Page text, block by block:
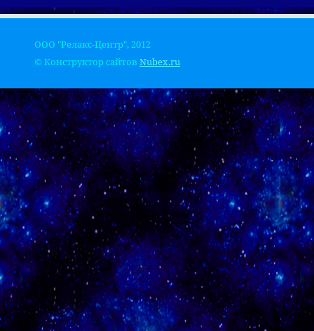
ООО "Релакс-Центр", 2012
© Конструктор сайтов Nubex.ru